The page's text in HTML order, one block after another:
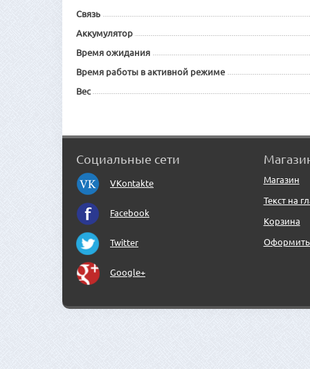
Связь
Аккумулятор
Время ожидания
Время работы в активной режиме
Вес
Социальные сети
VKontakte
Facebook
Twitter
Google+
Магазин
Текст на
Корзина
Оформить